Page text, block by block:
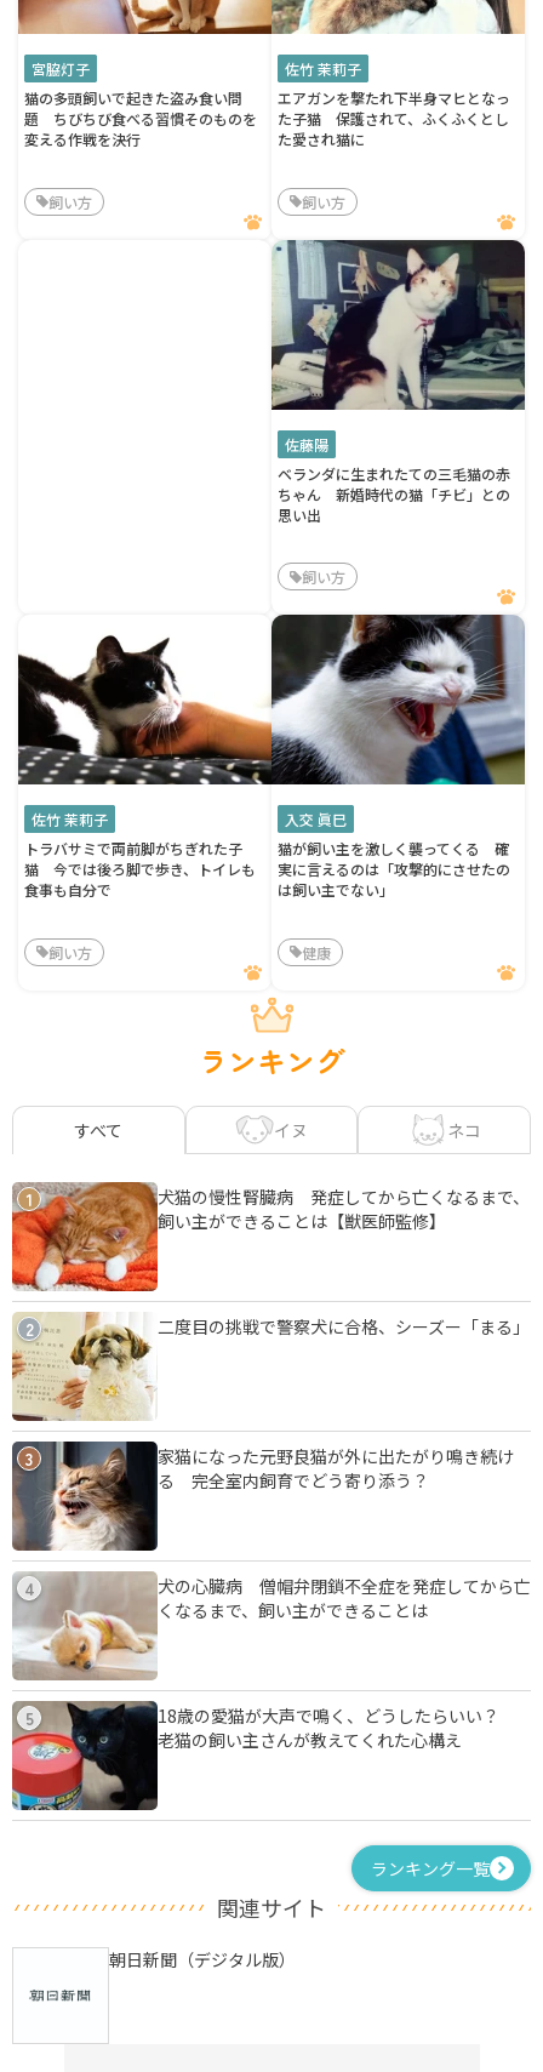
宮脇灯子
猫の多頭飼いで起きた盗み食い問
題 ちびちび食べる習慣そのものを
変える作戦を決行
飼い方
佐竹 茉莉子
エアガンを撃たれ下半身マヒとなっ
た子猫 保護されて、ふくふくとし
た愛され猫に
飼い方
佐藤陽
ベランダに生まれたての三毛猫の赤
ちゃん 新婚時代の猫「チビ」との
思い出
飼い方
佐竹 茉莉子
トラバサミで両前脚がちぎれた子
猫 今では後ろ脚で歩き、トイレも
食事も自分で
飼い方
入交 眞巳
猫が飼い主を激しく襲ってくる 確
実に言えるのは「攻撃的にさせたの
は飼い主でない」
健康
ランキング
すべて イヌ ネコ
1
犬猫の慢性腎臓病 発症してから亡くなるまで、
飼い主ができることは【獣医師監修】
2 二度目の挑戦で警察犬に合格、シーズー「まる」
3
家猫になった元野良猫が外に出たがり鳴き続け
る 完全室内飼育でどう寄り添う？
4
犬の心臓病 僧帽弁閉鎖不全症を発症してから亡
くなるまで、飼い主ができることは
5
18歳の愛猫が大声で鳴く、どうしたらいい？
老猫の飼い主さんが教えてくれた心構え
ランキング一覧
関連サイト
朝日新聞（デジタル版）